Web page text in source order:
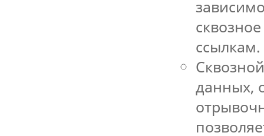
ссылкам.
данных,